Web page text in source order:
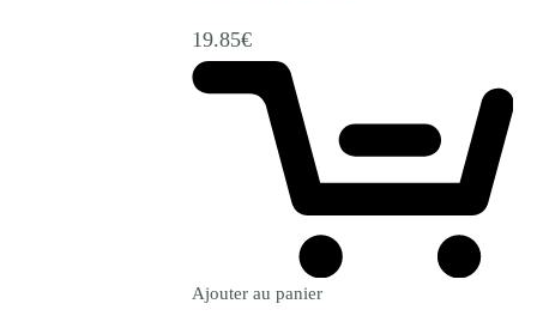
19.85€
Ajouter au panier